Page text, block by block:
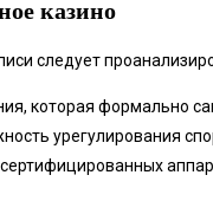
казино
следует
которая формально
урегулирования